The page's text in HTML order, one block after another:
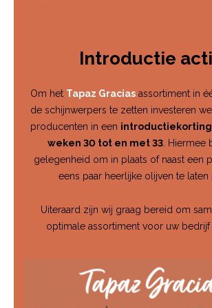
Introductie
Om het Tapaz Graciasassortiment in
de schijnwerpers te zetten investeren
producenten in een introductiekorting
weken 30 tot en met 33. Hiermee
gelegenheid om in plaats of naast een
eens paar heerlijke olijven te laten
Uiteraard zijn wij graag bereid om
optimale assortiment voor uw bedrijf